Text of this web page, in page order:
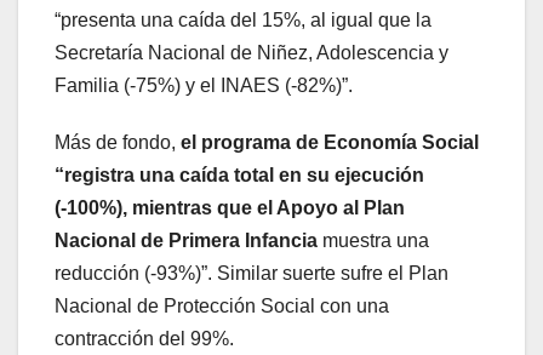
“presenta una caída del 15%, al igual que la
Secretaría Nacional de Niñez, Adolescencia y
Familia (-75%) y el INAES (-82%)”.
Más de fondo, el programa de Economía Social
“registra una caída total en su ejecución
(-100%), mientras que el Apoyo al Plan
Nacional de Primera Infancia muestra una
reducción (-93%)”. Similar suerte sufre el Plan
Nacional de Protección Social con una
contracción del 99%.